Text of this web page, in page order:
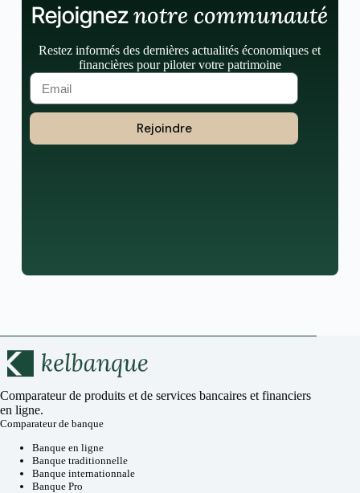
Rejoigneznotre communauté
Restez informés des dernières actualités économiques et
financières pour piloter votre patrimoine
Rejoindre
Comparateur de produits et de services bancaires et financiers
en ligne.
Comparateur de banque
Banque en ligne
Banque traditionnelle
Banque internationnale
Banque Pro